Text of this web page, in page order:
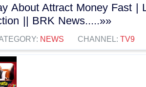
About Attract Money Fast |
|| BRK News.....»»
NEWS CHANNEL: TV9